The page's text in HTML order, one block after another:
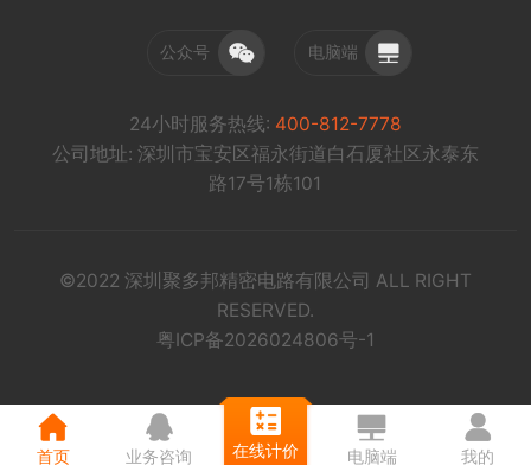
公众号 电脑端
24小时服务热线: 400-812-7778
公司地址: 深圳市宝安区福永街道白石厦社区永泰东
路17号1栋101
©2022 深圳聚多邦精密电路有限公司 ALL RIGHT
RESERVED.
粤ICP备2026024806号-1
首页 业务咨询 在线计价 电脑端 我的